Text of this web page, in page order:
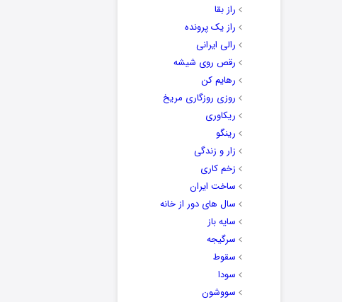
راز بقا
راز یک پرونده
رالی ایرانی
رقص روی شیشه
رهایم کن
روزی روزگاری مریخ
ریکاوری
رینگو
زار و زندگی
زخم کاری
ساخت ایران
سال های دور از خانه
سایه باز
سرگیجه
سقوط
سودا
سووشون